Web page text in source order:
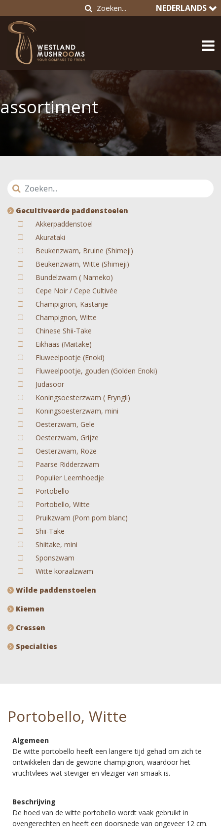
NEDERLANDS
assortiment
Gecultiveerde paddenstoelen
Akkerpaddenstoel
Akurataki
Beukenzwam, Bruine (Shimeji)
Beukenzwam, Witte (Shimeji)
Bundelzwam ( Nameko)
Cepe Noir / Cepe Cultivée
Champignon, Kastanje
Champignon, Witte
Chinese Shii-Take
Eikhaas (Maitake)
Fluweelpootje (Enoki)
Fluweelpootje, gouden (Golden Enoki)
Judasoor
Koningsoesterzwam ( Eryngii)
Koningsoesterzwam, mini
Oesterzwam, Gele
Oesterzwam, Grijze
Oesterzwam, Roze
Paarse Ridderzwam
Populier Leemhoedje
Portobello
Portobello, Witte
Pruikzwam (Pom pom blanc)
Shii-Take
Shiitake, mini
Sponszwam
Witte koraalzwam
Wilde paddenstoelen
Kiemen
Cressen
Specialties
Portobello, Witte
Algemeen
De witte portobello heeft een langere tijd gehad om zich te
ontwikkelen dan de gewone champignon, waardoor het
vruchtvlees wat steviger en vleziger van smaak is.
Beschrijving
De hoed van de witte portobello wordt vaak gebruikt in
ovengerechten en heeft een doorsnede van ongeveer 12 cm.